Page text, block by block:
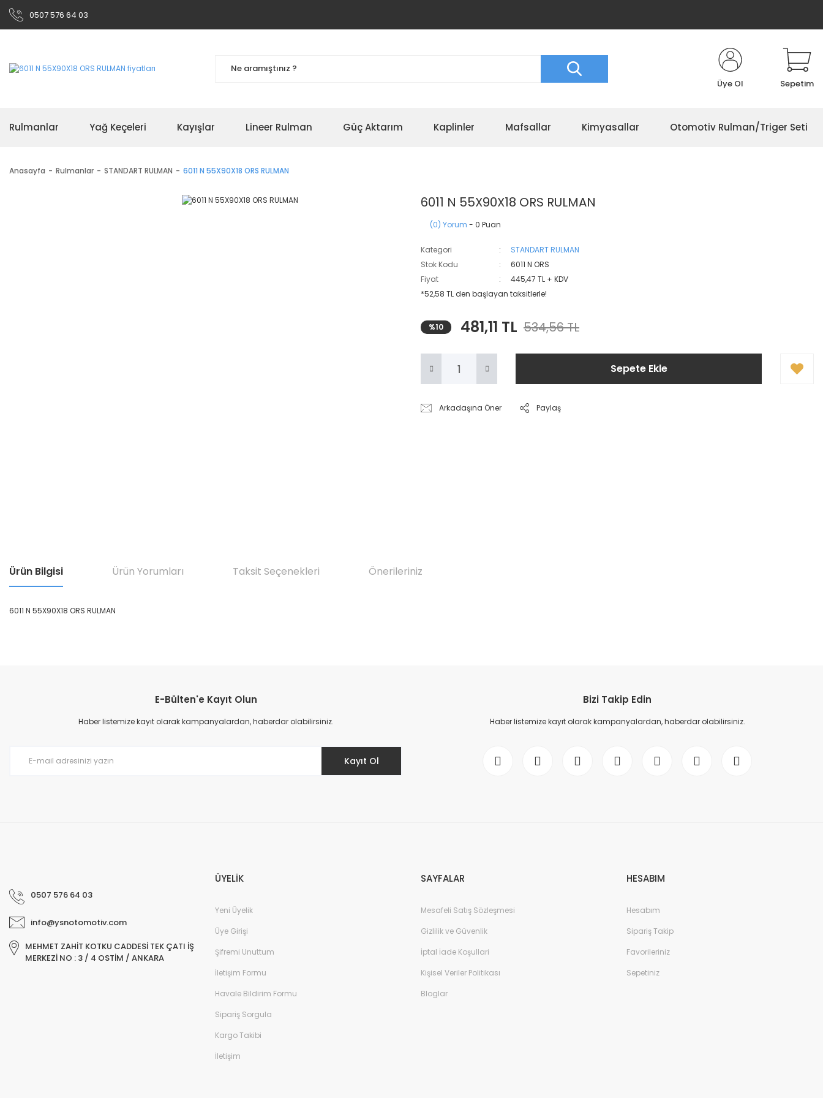
0507 576 64 03
Üye Ol Sepetim
Rulmanlar Yağ Keçeleri Kayışlar Lineer Rulman Güç Aktarım Kaplinler Mafsallar Kimyasallar Otomotiv Rulman/Triger Seti
Anasayfa Rulmanlar STANDART RULMAN 6011 N 55X90X18 ORS RULMAN
6011 N 55X90X18 ORS RULMAN
(0) Yorum - 0 Puan
Kategori
STANDART RULMAN
Stok Kodu
6011 N ORS
Fiyat
445,47 TL + KDV
*52,58 TL den başlayan taksitlerle!
%10 481,11 TL 534,56 TL
Sepete Ekle
Arkadaşına Öner Paylaş
Ürün Bilgisi Ürün Yorumları Taksit Seçenekleri Önerileriniz
6011 N 55X90X18 ORS RULMAN
Ürün resmi kalitesiz, bozuk veya görüntülenemiyor.
Ürün açıklamasında eksik bilgiler bulunuyor.
E-Bülten'e Kayıt Olun
Haber listemize kayıt olarak kampanyalardan, haberdar olabilirsiniz.
Kayıt Ol
Bizi Takip Edin
Haber listemize kayıt olarak kampanyalardan, haberdar olabilirsiniz.
0507 576 64 03
info@ysnotomotiv.com
MEHMET ZAHİT KOTKU CADDESİ TEK ÇATI İŞ
MERKEZİ NO : 3 / 4 OSTİM / ANKARA
ÜYELİK
Yeni Üyelik
Üye Girişi
Şifremi Unuttum
İletişim Formu
Havale Bildirim Formu
Sipariş Sorgula
Kargo Takibi
İletişim
SAYFALAR
Mesafeli Satış Sözleşmesi
Gizlilik ve Güvenlik
İptal İade Koşullari
Kişisel Veriler Politikası
Bloglar
HESABIM
Hesabım
Sipariş Takip
Favorileriniz
Sepetiniz